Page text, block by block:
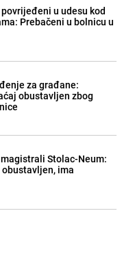
u udesu kod
Prebačeni u bolnicu u
za građane:
obustavljen zbog
Stolac-Neum:
ima